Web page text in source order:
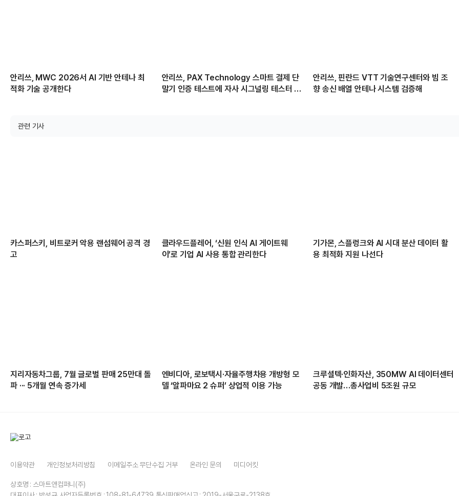
안리쓰, MWC 2026서 AI 기반 안테나 최
적화 기술 공개한다
안리쓰, PAX Technology 스마트 결제 단
말기 인증 테스트에 자사 시그널링 테스터 공
안리쓰, 핀란드 VTT 기술연구센터와 빔 조
향 송신 배열 안테나 시스템 검증해
관련 기사
카스퍼스키, 비트로커 악용 랜섬웨어 공격 경
고
클라우드플레어, ‘신원 인식 AI 게이트웨
이’로 기업 AI 사용 통합 관리한다
기가몬, 스플렁크와 AI 시대 분산 데이터 활
용 최적화 지원 나선다
지리자동차그룹, 7월 글로벌 판매 25만대 돌
파 ··· 5개월 연속 증가세
엔비디아, 로보택시·자율주행차용 개방형 모
델 ‘알파마요 2 슈퍼’ 상업적 이용 가능
크루셜텍·인화자산, 350MW AI 데이터센터
공동 개발…총사업비 5조원 규모
이용약관 개인정보처리방침 이메일주소 무단수집 거부 온라인 문의 미디어킷
상호명 : 스마트앤컴퍼니(주)